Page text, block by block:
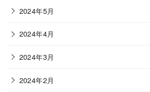
2024年5月
2024年4月
2024年3月
2024年2月